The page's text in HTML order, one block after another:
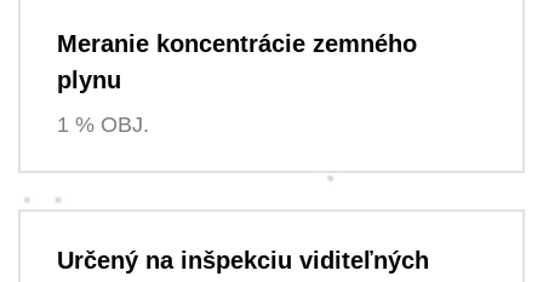
Meranie koncentrácie zemného
plynu
1 % OBJ.
Určený na inšpekciu viditeľných